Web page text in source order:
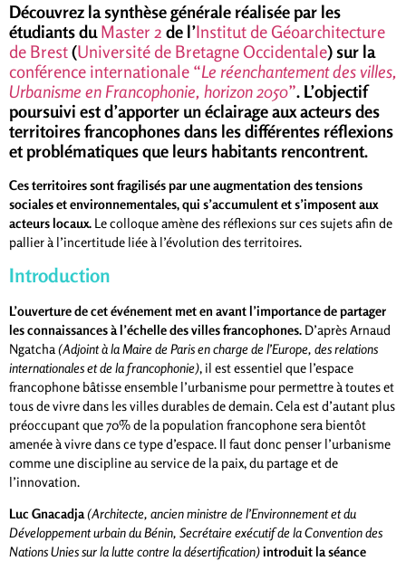
Découvrez la synthèse générale réalisée par les
étudiants duMaster 2 de l’Institut de Géoarchitecture
de Brest(Université de Bretagne Occidentale) sur la
conférence internationale “Le réenchantement des villes,
Urbanisme en Francophonie, horizon 2050”. L’objectif
poursuivi est d’apporter un éclairage aux acteurs des
territoires francophones dans les différentes réflexions
et problématiques que leurs habitants rencontrent.
Ces territoires sont fragilisés par une augmentation des tensions
sociales et environnementales, qui s’accumulent et s’imposent aux
acteurs locaux. Le colloque amène des réflexions sur ces sujets afin de
pallier à l’incertitude liée à l’évolution des territoires.
Introduction
L’ouverture de cet événement met en avant l’importance de partager
les connaissances à l’échelle des villes francophones. D’après Arnaud
Ngatcha (Adjoint à la Maire de Paris en charge de l’Europe, des relations
internationales et de la francophonie), il est essentiel que l’espace
francophone bâtisse ensemble l’urbanisme pour permettre à toutes et
tous de vivre dans les villes durables de demain. Cela est d’autant plus
préoccupant que 70% de la population francophone sera bientôt
amenée à vivre dans ce type d’espace. Il faut donc penser l’urbanisme
comme une discipline au service de la paix, du partage et de
l’innovation.
Luc Gnacadja(Architecte, ancien ministre de l’Environnement et du
Développement urbain du Bénin, Secrétaire exécutif de la Convention des
Nations Unies sur la lutte contre la désertification)introduit la séance